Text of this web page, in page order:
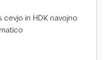
in HDK navojno